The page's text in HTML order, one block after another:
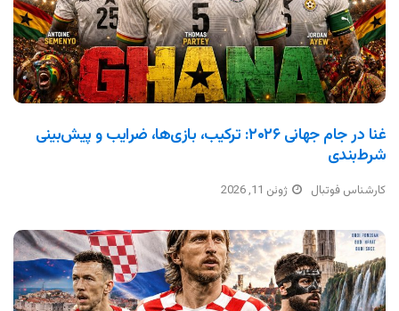
غنا در جام جهانی ۲۰۲۶: ترکیب، بازی‌ها، ضرایب و پیش‌بینی
شرط‌بندی
کارشناس فوتبال ژوئن 11, 2026